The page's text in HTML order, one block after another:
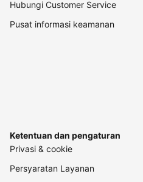
Hubungi Customer Service
Pusat informasi keamanan
Ketentuan dan pengaturan
Privasi & cookie
Persyaratan Layanan